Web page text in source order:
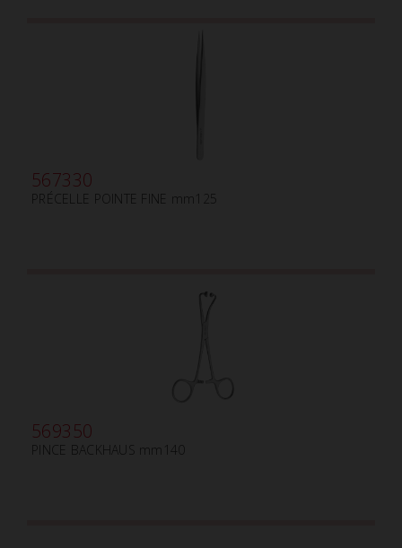
567330
PRÉCELLE POINTE FINE mm125
569350
PINCE BACKHAUS mm140